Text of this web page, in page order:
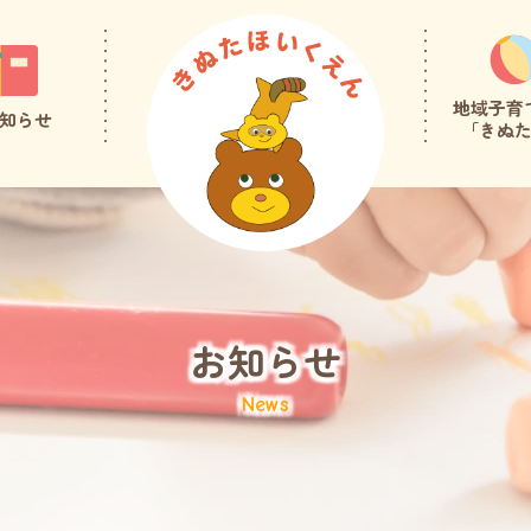
らせ
地域子育
「きぬ
お知らせ
News